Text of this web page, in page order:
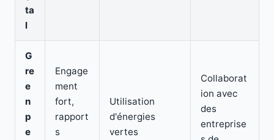
ta
l
G
re
e
n
p
e
Engage
ment
fort,
rapport
s
Utilisation
d'énergies
vertes
Collaborat
ion avec
des
entreprise